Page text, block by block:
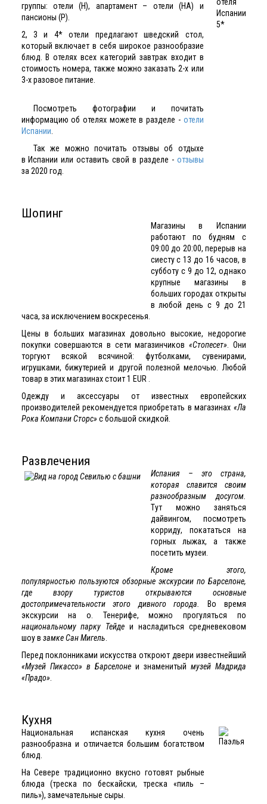
группы: отели (H), апартамент – отели (HA) и
пансионы (P).
2, 3 и 4* отели предлагают шведский стол,
который включает в себя широкое разнообразие
блюд. В отелях всех категорий завтрак входит в
стоимость номера, также можно заказать 2-х или
3-х разовое питание.
Посмотреть фотографии и почитать
информацию об отелях можете в разделе - отели
Испании
Так же можно почитать отзывы об отдыхе
в Испании или оставить свой в разделе - отзывы
за 2020 год.
Шопинг
Магазины в Испании
работают по будням с
09:00 до 20:00, перерыв на
сиесту с 13 до 16 часов, в
субботу с 9 до 12, однако
крупные магазины в
больших городах открыты
в любой день с 9 до 21
часа, за исключением воскресенья.
Цены в больших магазинах довольно высокие, недорогие
покупки совершаются в сети магазинчиков «Стопесет» . Они
торгуют всякой всячиной: футболками, сувенирами,
игрушками, бижутерией и другой полезной мелочью. Любой
товар в этих магазинах стоит 1 EUR .
Одежду и аксессуары от известных европейских
производителей рекомендуется приобретать в магазинах «Ла
Рока Компани Сторс» с большой скидкой.
Развлечения
Испания – это страна,
которая славится своим
разнообразным досугом.
Тут можно заняться
дайвингом, посмотреть
корриду, покататься на
горных лыжах, а также
посетить музеи.
Кроме этого,
популярностью пользуются обзорные экскурсии по Барселоне,
где взору туристов открываются основные
достопримечательности этого дивного города.
Во время
экскурсии на о. Тенерифе, можно прогуляться по
национальному парку Тейде и насладиться средневековом
шоу в замке Сан Мигель
Перед поклонниками искусства откроют двери известнейший
«Музей Пикассо» в Барселонеи знаменитый музей Мадрида
«Прадо»
Кухня
Национальная испанская кухня очень
разнообразна и отличается большим богатством
блюд.
На Севере традиционно вкусно готовят рыбные
блюда (треска по бескайски, треска «пиль –
пиль»), замечательные сыры.